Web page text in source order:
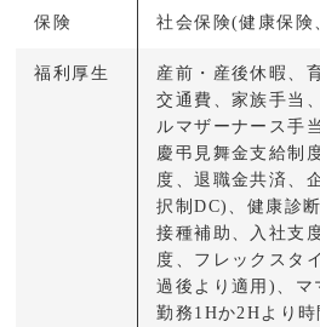
保険 社会保険(健康保険
福利厚生
産前・産後休暇、
交通費、家族手当
ルマザーナース手
慶弔見舞金支給制
度、退職金共済、
択制DC)、健康診
接種補助、入社支
度、フレックスタ
過後より適用)、マ
勤務1Hか2Hより